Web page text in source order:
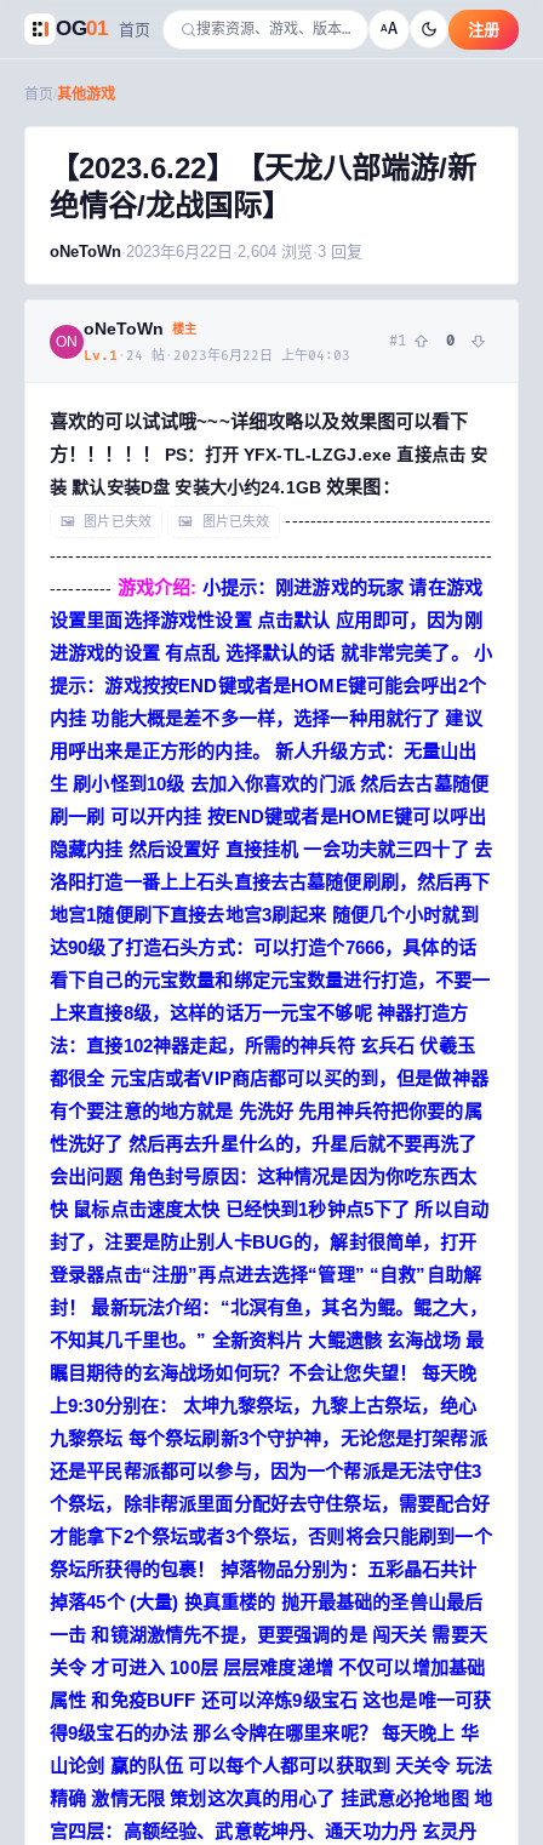
OG01 首页 AA 注册
首页 其他游戏
【2023.6.22】【天龙八部端游/新
绝情谷/龙战国际】
oNeToWn·2023年6月22日 ·2,604 浏览·3 回复
ON
oNeToWn 楼主
Lv. 1 · 24 帖 · 2023年6月22日 上午04:03
#1 0
喜欢的可以试试哦~~~详细攻略以及效果图可以看下
方！！！！！
PS：打开 YFX-TL-LZGJ.exe 直接点击 安
装默认安装D盘 安装大小约24.1GB 效果图：
🖼 图片已失效 🖼 图片已失效
---------------------------------
-----------------------------------------------------------------------
---------- 游戏介绍: 小提示：刚进游戏的玩家 请在游戏
设置里面选择游戏性设置 点击默认 应用即可，因为刚
进游戏的设置 有点乱 选择默认的话 就非常完美了。
小
提示：游戏按按END键或者是HOME键可能会呼出2个
内挂 功能大概是差不多一样，选择一种用就行了 建议
用呼出来是正方形的内挂。
新人升级方式：无量山出
生 刷小怪到10级 去加入你喜欢的门派 然后去古墓随便
刷一刷 可以开内挂 按END键或者是HOME键可以呼出
隐藏内挂 然后设置好 直接挂机 一会功夫就三四十了 去
洛阳打造一番上上石头直接去古墓随便刷刷，然后再下
地宫1随便刷下直接去地宫3刷起来 随便几个小时就到
达90级了打造石头方式：可以打造个7666，具体的话
看下自己的元宝数量和绑定元宝数量进行打造，不要一
上来直接8级，这样的话万一元宝不够呢 神器打造方
法：直接102神器走起，所需的神兵符 玄兵石 伏羲玉
都很全 元宝店或者VIP商店都可以买的到，但是做神器
有个要注意的地方就是 先洗好 先用神兵符把你要的属
性洗好了 然后再去升星什么的，升星后就不要再洗了
会出问题 角色封号原因：这种情况是因为你吃东西太
快 鼠标点击速度太快 已经快到1秒钟点5下了 所以自动
封了，注要是防止别人卡BUG的，解封很简单，打开
登录器点击“注册”再点进去选择“管理” “自救”自助解
封！
最新玩法介绍：“北溟有鱼，其名为鲲。鲲之大，
不知其几千里也。” 全新资料片 大鲲遗骸 玄海战场 最
瞩目期待的玄海战场如何玩？不会让您失望！
每天晚
上9:30分别在：
太坤九黎祭坛，九黎上古祭坛，绝心
九黎祭坛 每个祭坛刷新3个守护神，无论您是打架帮派
还是平民帮派都可以参与，因为一个帮派是无法守住3
个祭坛，除非帮派里面分配好去守住祭坛，需要配合好
才能拿下2个祭坛或者3个祭坛，否则将会只能刷到一个
祭坛所获得的包裹！
掉落物品分别为：五彩晶石共计
掉落45个 (大量) 换真重楼的 抛开最基础的圣兽山最后
一击 和镜湖激情先不提，更要强调的是 闯天关 需要天
关令 才可进入 100层 层层难度递增 不仅可以增加基础
属性 和免疫BUFF 还可以淬炼9级宝石 这也是唯一可获
得9级宝石的办法 那么令牌在哪里来呢？
每天晚上 华
山论剑 赢的队伍 可以每个人都可以获取到 天关令 玩法
精确 激情无限 策划这次真的用心了 挂武意必抢地图 地
宫四层：高额经验、武意乾坤丹、通天功力丹 玄灵丹